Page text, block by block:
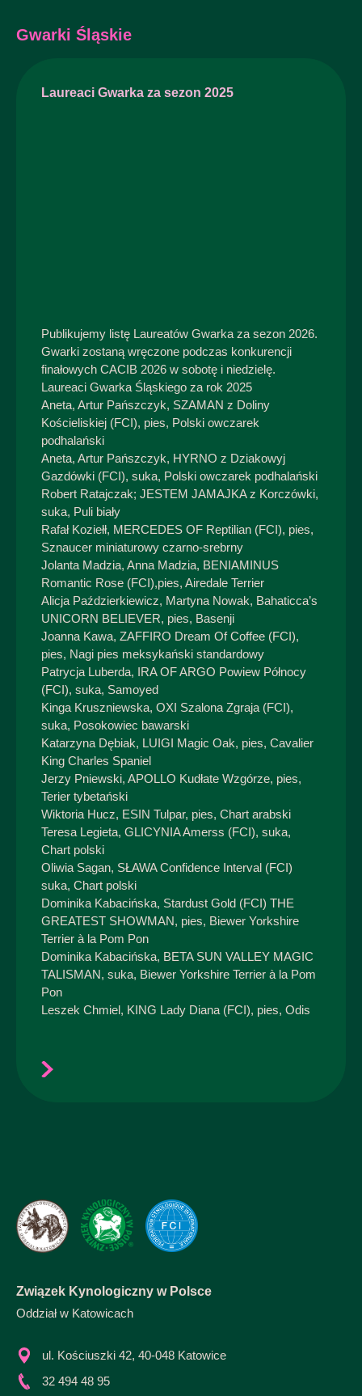
Gwarki Śląskie
Laureaci Gwarka za sezon 2025
Publikujemy listę Laureatów Gwarka za sezon 2026.
Gwarki zostaną wręczone podczas konkurencji
finałowych CACIB 2026 w sobotę i niedzielę.
Laureaci Gwarka Śląskiego za rok 2025
Aneta, Artur Pańszczyk, SZAMAN z Doliny
Kościeliskiej (FCI), pies, Polski owczarek
podhalański
Aneta, Artur Pańszczyk, HYRNO z Dziakowyj
Gazdówki (FCI), suka, Polski owczarek podhalański
Robert Ratajczak; JESTEM JAMAJKA z Korczówki,
suka, Puli biały
Rafał Koziełł, MERCEDES OF Reptilian (FCI), pies,
Sznaucer miniaturowy czarno-srebrny
Jolanta Madzia, Anna Madzia, BENIAMINUS
Romantic Rose (FCI),pies, Airedale Terrier
Alicja Paździerkiewicz, Martyna Nowak, Bahaticca’s
UNICORN BELIEVER, pies, Basenji
Joanna Kawa, ZAFFIRO Dream Of Coffee (FCI),
pies, Nagi pies meksykański standardowy
Patrycja Luberda, IRA OF ARGO Powiew Północy
(FCI), suka, Samoyed
Kinga Kruszniewska, OXI Szalona Zgraja (FCI),
suka, Posokowiec bawarski
Katarzyna Dębiak, LUIGI Magic Oak, pies, Cavalier
King Charles Spaniel
Jerzy Pniewski, APOLLO Kudłate Wzgórze, pies,
Terier tybetański
Wiktoria Hucz, ESIN Tulpar, pies, Chart arabski
Teresa Legieta, GLICYNIA Amerss (FCI), suka,
Chart polski
Oliwia Sagan, SŁAWA Confidence Interval (FCI)
suka, Chart polski
Dominika Kabacińska, Stardust Gold (FCI) THE
GREATEST SHOWMAN, pies, Biewer Yorkshire
Terrier à la Pom Pon
Dominika Kabacińska, BETA SUN VALLEY MAGIC
TALISMAN, suka, Biewer Yorkshire Terrier à la Pom
Pon
Leszek Chmiel, KING Lady Diana (FCI), pies, Odis
Związek Kynologiczny w Polsce
Oddział w Katowicach
ul. Kościuszki 42, 40-048 Katowice
32 494 48 95